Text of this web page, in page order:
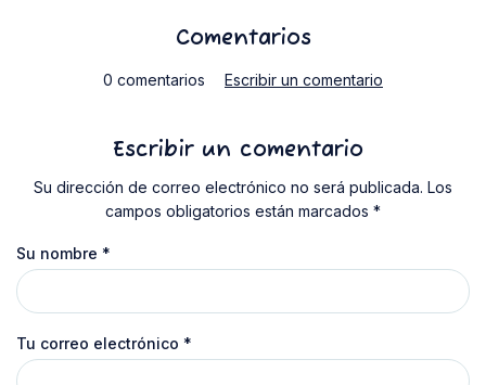
Comentarios
0 comentarios Escribir un comentario
Escribir un comentario
Su dirección de correo electrónico no será publicada. Los
campos obligatorios están marcados *
Su nombre *
Tu correo electrónico *